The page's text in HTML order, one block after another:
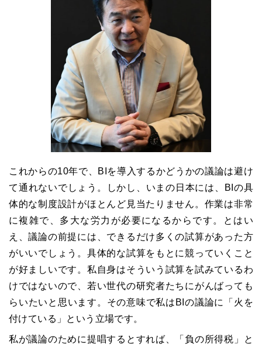
これからの10年で、BIを導入するかどうかの議論は避け
て通れないでしょう。しかし、いまの日本には、BIの具
体的な制度設計がほとんど見当たりません。作業は非常
に複雑で、多大な労力が必要になるからです。とはい
え、議論の前提には、できるだけ多くの試算があった方
がいいでしょう。具体的な試算をもとに競っていくこと
が好ましいです。私自身はそういう試算を試みているわ
けではないので、若い世代の研究者たちにがんばっても
らいたいと思います。その意味で私はBIの議論に「火を
付けている」という立場です。
私が議論のために提唱するとすれば、「負の所得税」と